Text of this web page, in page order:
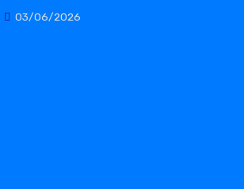
03/06/2026